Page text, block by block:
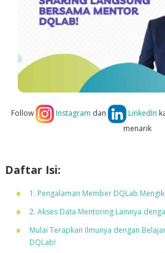
Follow Instagram dan LinkedIn
menarik
Daftar Isi:
1. Pengalaman Member DQLab
2. Akses Data Mentoring Lainnya
Mulai Terapkan Ilmunya dengan
DQLab!